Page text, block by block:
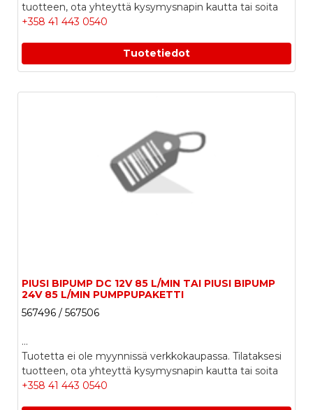
tuotteen, ota yhteyttä kysymysnapin kautta tai soita
+358 41 443 0540
Tuotetiedot
PIUSI BIPUMP DC 12V 85 L/MIN TAI PIUSI BIPUMP
24V 85 L/MIN PUMPPUPAKETTI
567496 / 567506
...
Tuotetta ei ole myynnissä verkkokaupassa. Tilataksesi
tuotteen, ota yhteyttä kysymysnapin kautta tai soita
+358 41 443 0540